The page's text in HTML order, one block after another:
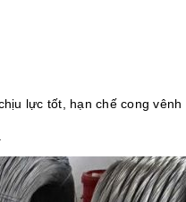
lực tốt, hạn chế cong vênh